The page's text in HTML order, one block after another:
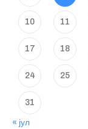
10 11
17 18
24 25
31
« јул